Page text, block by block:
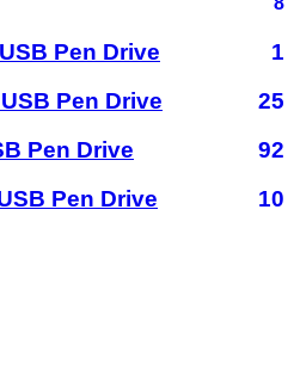
Pen Drive
1
Pen Drive
25
Pen Drive
92
Pen Drive
10